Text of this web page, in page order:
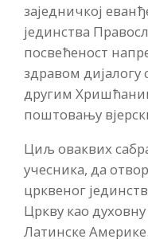
заједничкој
јединства
посвећеност
здравом
другим
поштовању
Циљ оваквих
учесника, да
црквеног
Цркву као
Латинске Америке.